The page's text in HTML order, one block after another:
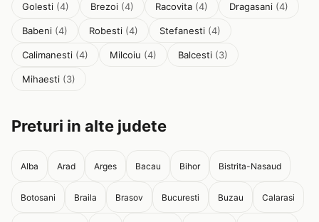
Golesti (4) Brezoi (4) Racovita (4) Dragasani (4)
Babeni (4) Robesti (4) Stefanesti (4)
Calimanesti (4) Milcoiu (4) Balcesti (3)
Mihaesti (3)
Preturi in alte judete
Alba Arad Arges Bacau Bihor Bistrita-Nasaud
Botosani Braila Brasov Bucuresti Buzau Calarasi